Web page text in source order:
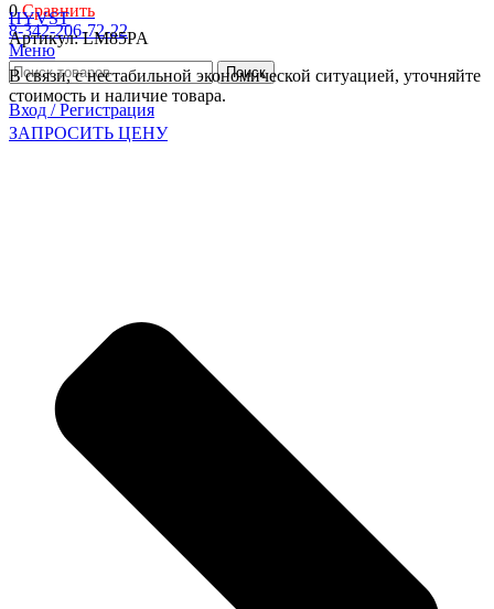
0 Сравнить
8-342-206-72-22
Меню
Поиск
Вход / Регистрация
HYVST
Артикул:LM85PA
В связи, с нестабильной экономической ситуацией, уточняйте
стоимость и наличие товара.
ЗАПРОСИТЬ ЦЕНУ